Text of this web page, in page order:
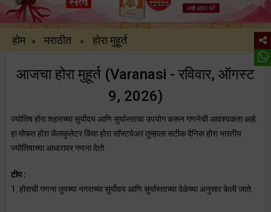
होम » मराठीत » होरा मुहूर्त
आजचा होरा मुहूर्त (Varanasi - रविवार, ऑगस्ट
9, 2026)
ज्योतिष होरा शहराच्या सुर्योदय आणि सुर्यास्ताचा उपयोग करून गणनेची आवश्यकता आहे.
हा मोफत होरा कॅलकुलेटर किंवा होरा सॉफ्टवेअर तुम्हाला सटीक दैनिक होरा भारतीय
ज्योतिषाच्या आधारावर गणना देतो.
टीप :
1. होराची गणना तुमच्या नगराच्या सुर्योदय आणि सुर्यास्ताच्या वेळेच्या अनुसार केली जाते.